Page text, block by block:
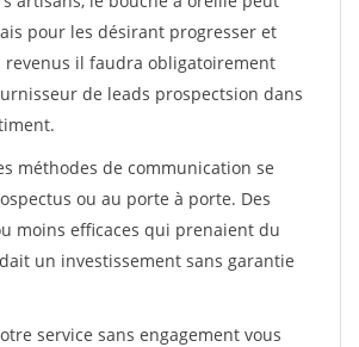
pour les désirant progresser et
il faudra obligatoirement
de leads prospectsion dans
méthodes de communication se
ou au porte à porte. Des
moins efficaces qui prenaient du
un investissement sans garantie
service sans engagement vous